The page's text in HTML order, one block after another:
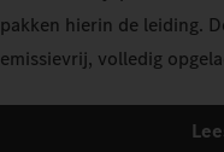
pakken hierin de leiding.
emissievrij, volledig